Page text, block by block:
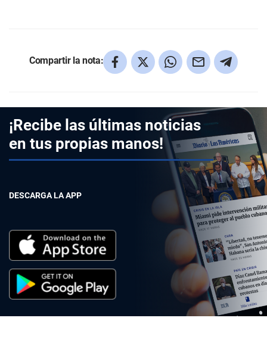
Compartir la nota:
¡Recibe las últimas noticias
en tus propias manos!
DESCARGA LA APP